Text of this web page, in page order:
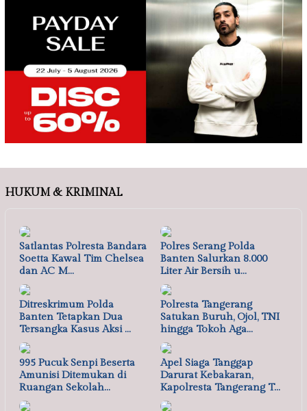
HUKUM & KRIMINAL
Satlantas Polresta Bandara
Soetta Kawal Tim Chelsea
dan AC M…
Polres Serang Polda
Banten Salurkan 8.000
Liter Air Bersih u…
Ditreskrimum Polda
Banten Tetapkan Dua
Tersangka Kasus Aksi …
Polresta Tangerang
Satukan Buruh, Ojol, TNI
hingga Tokoh Aga…
995 Pucuk Senpi Beserta
Amunisi Ditemukan di
Ruangan Sekolah…
Apel Siaga Tanggap
Darurat Kebakaran,
Kapolresta Tangerang T…